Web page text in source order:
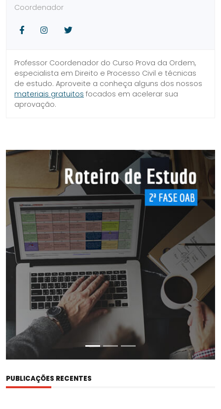
Coordenador
FacebookInstagram
Twitter
Professor Coordenador do Curso Prova da Ordem,
especialista em Direito e Processo Civil e técnicas
de estudo. Aproveite a conheça alguns dos nossos
materiais gratuitos focados em acelerar sua
aprovação.
SIDEBAR
DO
PROVA
ORDEM
LINKS
ÚTEIS
PUBLICAÇÕES RECENTES